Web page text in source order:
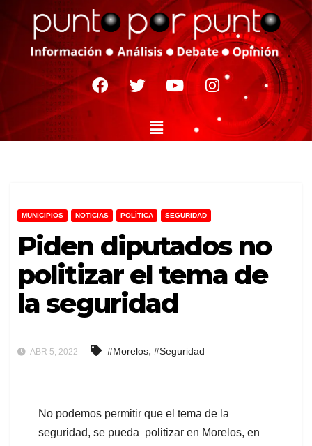
MUNICIPIOS NOTICIAS POLÍTICA SEGURIDAD
Piden diputados no
politizar el tema de
la seguridad
ABR 5, 2022 #Morelos, #Seguridad
No podemos permitir que el tema de la
seguridad, se pueda politizar en Morelos, en